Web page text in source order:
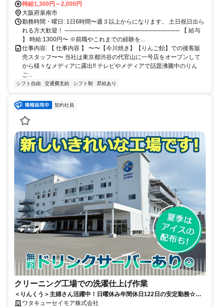
時給1,300円～2,000円
大阪府泉南市
勤務時間・曜日: 1日6時間〜週３以上からになります。 土日祝日出ら
れる方大歓迎！ ────────────────────────── 【 給与
】 時給:1300円〜 ※前職やこれまでの経験を...
仕事内容: 【 仕事内容 】 〜〜【今川焼き】【りんご飴】での接客販
売スタッフ〜〜 当社は東京都渋谷の代官山に一号店をオープンして
から様々なメディアに露出!! テレビやメディアで話題沸騰中のりん
ご...
シフト自由 交通費支給 シフト制 昇給あり
契約社員
クリーニング工場での洗濯仕上げ作業
＜りんくう＞主婦さん活躍中！日曜休み年間休日122日の安定勤務☆業
界大手で福利厚生充実☆未経験者歓迎
ワタキューセイモア株式会社